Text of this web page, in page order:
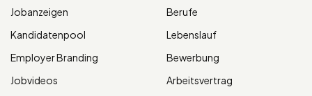
Jobanzeigen
Kandidatenpool
Employer Branding
Jobvideos
Berufe
Lebenslauf
Bewerbung
Arbeitsvertrag